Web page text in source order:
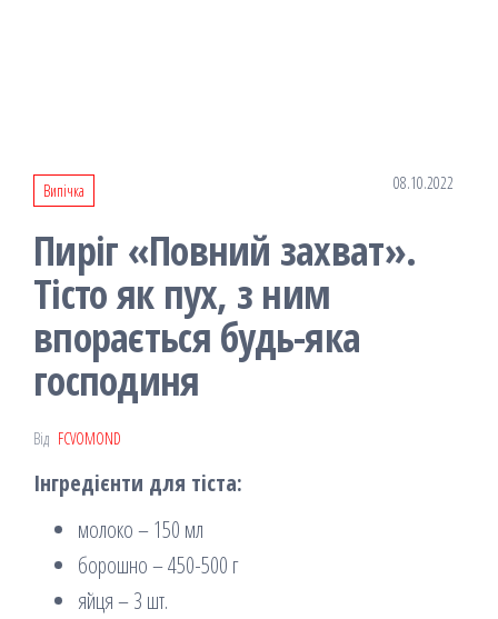
Випічка 08.10.2022
Пиріг «Повний захват».
Тісто як пух, з ним
впорається будь-яка
господиня
Від FCVOMOND
Інгредієнти для тіста:
молоко – 150 мл
борошно – 450-500 г
яйця – 3 шт.